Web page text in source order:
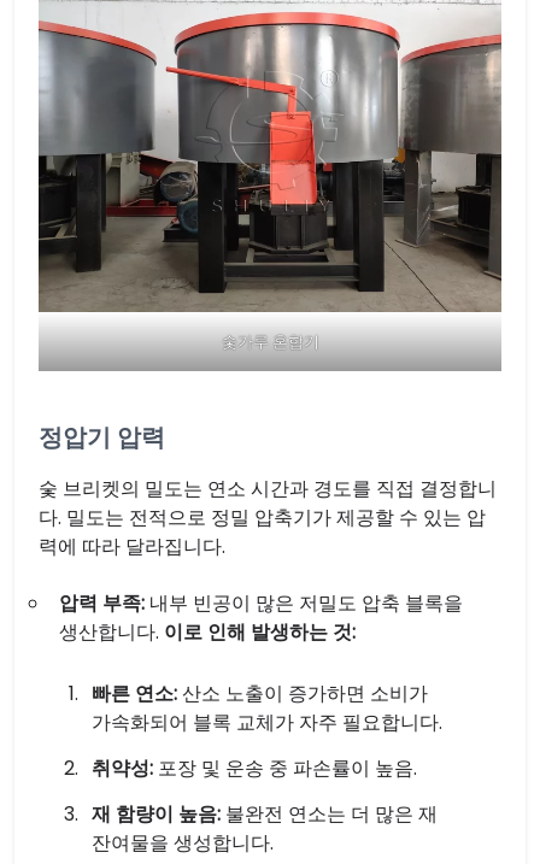
숯가루 혼합기
정압기 압력
숯 브리켓의 밀도는 연소 시간과 경도를 직접 결정합니
다. 밀도는 전적으로 정밀 압축기가 제공할 수 있는 압
력에 따라 달라집니다.
압력 부족: 내부 빈공이 많은 저밀도 압축 블록을
생산합니다. 이로 인해 발생하는 것:
빠른 연소:산소 노출이 증가하면 소비가
가속화되어 블록 교체가 자주 필요합니다.
취약성: 포장 및 운송 중 파손률이 높음.
재 함량이 높음: 불완전 연소는 더 많은 재
잔여물을 생성합니다.